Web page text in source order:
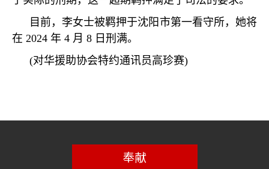
目前，李女士被羁押于沈阳市第一看守所，她将
在 2024 年 4 月 8 日刑满。
(对华援助协会特约通讯员高珍赛)
奉献